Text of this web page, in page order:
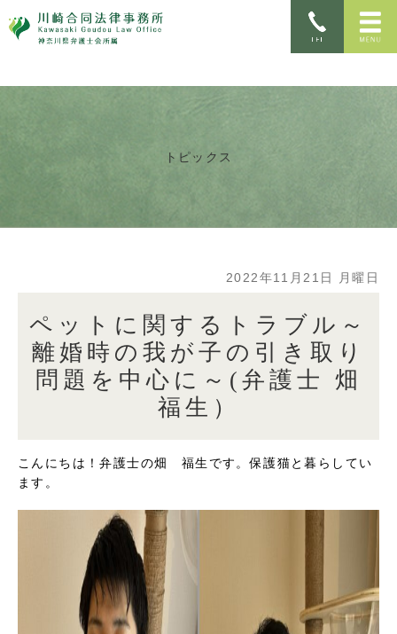
トピックス
2022年11月21日 月曜日
ペットに関するトラブル～
離婚時の我が子の引き取り
問題を中心に～(弁護士 畑
福生）
こんにちは！弁護士の畑 福生です。保護猫と暮らしてい
ます。